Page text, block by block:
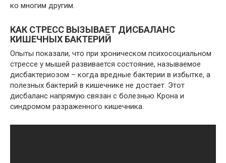
ко многим другим.
КАК СТРЕСС ВЫЗЫВАЕТ ДИСБАЛАНС
КИШЕЧНЫХ БАКТЕРИЙ
Опыты показали, что при хроническом психосоциальном
стрессе у мышей развивается состояние, называемое
дисбактериозом – когда вредные бактерии в избытке, а
полезных бактерий в кишечнике не достает. Этот
дисбаланс напрямую связан с болезнью Крона и
синдромом разраженного кишечника.